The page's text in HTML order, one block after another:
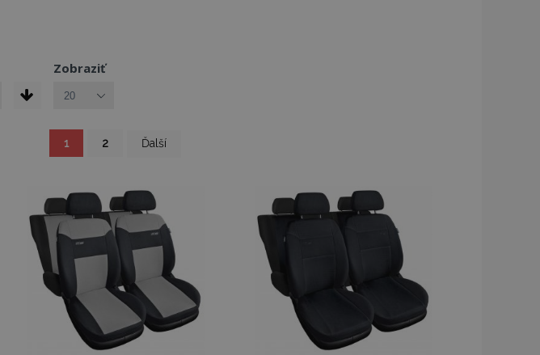
Zobraziť
Strana
You're currently reading page
1 2
Strana
Ďalší